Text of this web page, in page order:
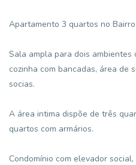
Apartamento 3 quartos no
Sala ampla para dois ambientes
cozinha com bancadas, área de
socias.
A área intima dispõe de três
quartos com armários.
Condomínio com elevador